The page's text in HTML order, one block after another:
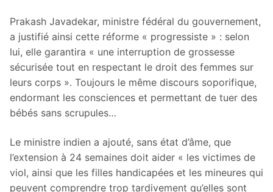
Prakash Javadekar, ministre fédéral du gouvernement,
a justifié ainsi cette réforme « progressiste » : selon
lui, elle garantira « une interruption de grossesse
sécurisée tout en respectant le droit des femmes sur
leurs corps ». Toujours le même discours soporifique,
endormant les consciences et permettant de tuer des
bébés sans scrupules…
Le ministre indien a ajouté, sans état d’âme, que
l’extension à 24 semaines doit aider « les victimes de
viol, ainsi que les filles handicapées et les mineures qui
peuvent comprendre trop tardivement qu’elles sont